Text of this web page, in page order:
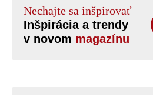
Nechajte sa inšpirovať
Inšpirácia a trendy
v novom magazínu